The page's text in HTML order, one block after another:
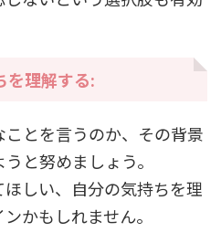
を理解する:
とを言うのか、その背景
と努めましょう。
しい、自分の気持ちを理
かもしれません。